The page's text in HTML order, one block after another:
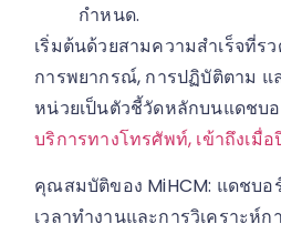
กำหนด.
เริ่มต้นด้วยสามความสำเร็จที่ร
การพยากรณ์, การปฏิบัติตาม แ
หน่วยเป็นตัวชี้วัดหลักบนแดชบ
บริการทางโทรศัพท์, เข้าถึงเมื่อ
คุณสมบัติของ MiHCM: แดชบอ
เวลาทำงานและการวิเคราะห์ก